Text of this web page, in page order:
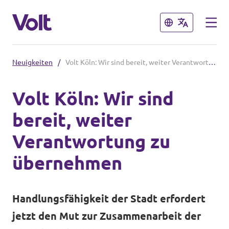
Schließen
Website von Volt NRW
Volt vor Ort in NRW
Volt in Deutschland
Volt in deinem Bundesland
Schließen
Programm
Über Volt
Neuigkeiten
Neuigkeiten / Volt Köln: Wir sind bereit, weiter Verantwortung zu übernehmen
Volt Köln: Wir sind
bereit, weiter
Verantwortung zu
übernehmen
Handlungsfähigkeit der Stadt erfordert
jetzt den Mut zur Zusammenarbeit der